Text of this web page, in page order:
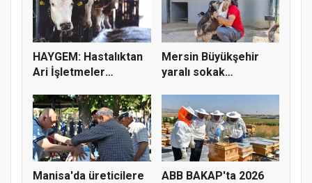
HAYGEM: Hastalıktan
Ari İşletmeler
Mersin Büyükşehir
yaralı sokak
Manisa'da üreticilere
ABB BAKAP'ta 2026